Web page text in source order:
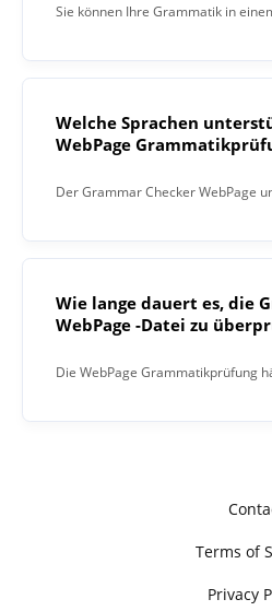
Sie können Ihre Grammatik in
Welche Sprachen
WebPage
Der Grammar Checker WebPage
Wie lange dauert es, die
WebPage -Datei zu
Die WebPage Grammatikprüfung
Terms of
Privacy